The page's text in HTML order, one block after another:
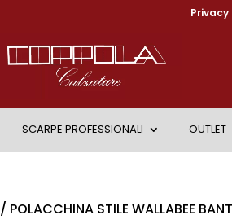
Privacy
SCARPE PROFESSIONALI OUTLET
/ POLACCHINA STILE WALLABEE